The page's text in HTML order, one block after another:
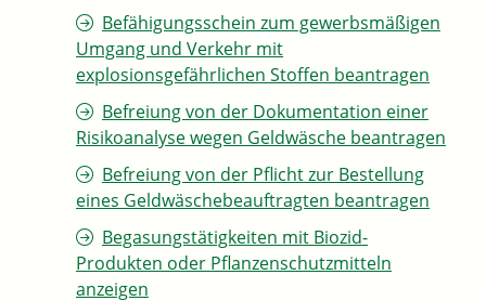
Befähigungsschein zum gewerbsmäßigen
Umgang und Verkehr mit
explosionsgefährlichen Stoffen beantragen
Befreiung von der Dokumentation einer
Risikoanalyse wegen Geldwäsche beantragen
Befreiung von der Pflicht zur Bestellung
eines Geldwäschebeauftragten beantragen
Begasungstätigkeiten mit Biozid-
Produkten oder Pflanzenschutzmitteln
anzeigen